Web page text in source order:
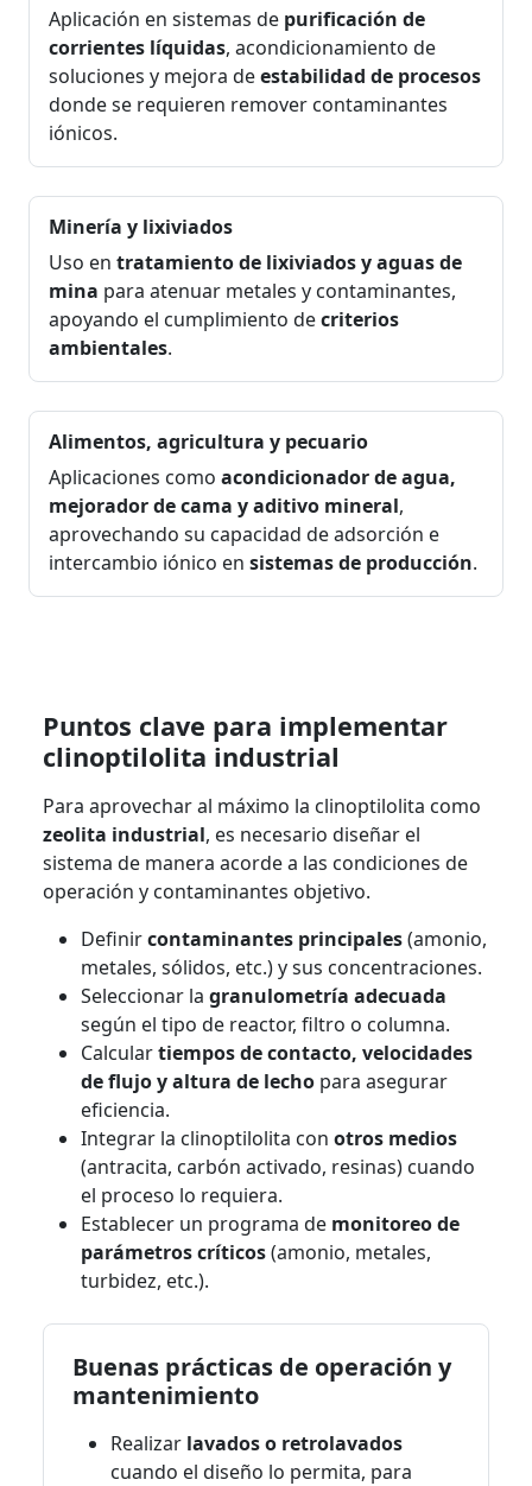
Aplicación en sistemas de purificación de
corrientes líquidas, acondicionamiento de
soluciones y mejora deestabilidad de procesos
donde se requieren remover contaminantes
iónicos.
Minería y lixiviados
Uso en tratamiento de lixiviados y aguas de
mina para atenuar metales y contaminantes,
apoyando el cumplimiento decriterios
ambientales.
Alimentos, agricultura y pecuario
Aplicaciones como acondicionador de agua,
mejorador de cama y aditivo mineral,
aprovechando su capacidad de adsorción e
intercambio iónico en sistemas de producción.
Puntos clave para implementar
clinoptilolita industrial
Para aprovechar al máximo la clinoptilolita como
zeolita industrial, es necesario diseñar el
sistema de manera acorde a las condiciones de
operación y contaminantes objetivo.
Definircontaminantes principales(amonio,
metales, sólidos, etc.) y sus concentraciones.
Seleccionar la granulometría adecuada
según el tipo de reactor, filtro o columna.
Calculartiempos de contacto, velocidades
de flujo y altura de lecho para asegurar
eficiencia.
Integrar la clinoptilolita con otros medios
(antracita, carbón activado, resinas) cuando
el proceso lo requiera.
Establecer un programa de monitoreo de
parámetros críticos(amonio, metales,
turbidez, etc.).
Buenas prácticas de operación y
mantenimiento
Realizar lavados o retrolavados
cuando el diseño lo permita, para